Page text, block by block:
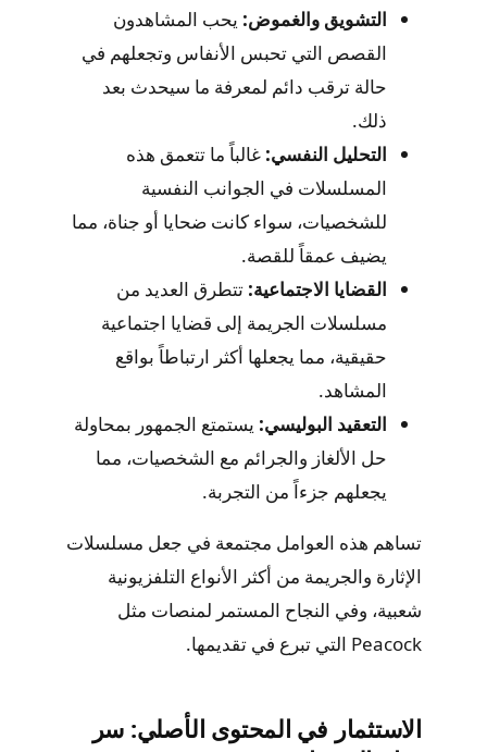
التشويق والغموض: يحب المشاهدون
القصص التي تحبس الأنفاس وتجعلهم في
حالة ترقب دائم لمعرفة ما سيحدث بعد
ذلك.
التحليل النفسي: غالباً ما تتعمق هذه
المسلسلات في الجوانب النفسية
للشخصيات، سواء كانت ضحايا أو جناة، مما
يضيف عمقاً للقصة.
القضايا الاجتماعية: تتطرق العديد من
مسلسلات الجريمة إلى قضايا اجتماعية
حقيقية، مما يجعلها أكثر ارتباطاً بواقع
المشاهد.
التعقيد البوليسي: يستمتع الجمهور بمحاولة
حل الألغاز والجرائم مع الشخصيات، مما
يجعلهم جزءاً من التجربة.
تساهم هذه العوامل مجتمعة في جعل مسلسلات
الإثارة والجريمة من أكثر الأنواع التلفزيونية
شعبية، وفي النجاح المستمر لمنصات مثل
Peacock التي تبرع في تقديمها.
الاستثمار في المحتوى الأصلي: سر